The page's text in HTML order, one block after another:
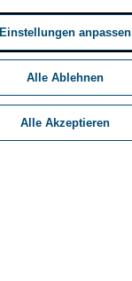
Einstellungen anpassen
Alle Ablehnen
Alle Akzeptieren